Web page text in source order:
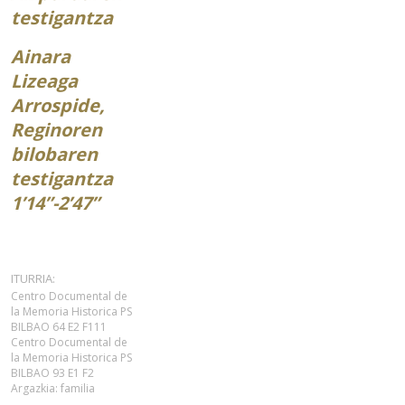
testigantza
Ainara
Lizeaga
Arrospide,
Reginoren
bilobaren
testigantza
1’14”-2’47”
ITURRIA:
Centro Documental de
la Memoria Historica PS
BILBAO 64 E2 F111
Centro Documental de
la Memoria Historica PS
BILBAO 93 E1 F2
Argazkia: familia